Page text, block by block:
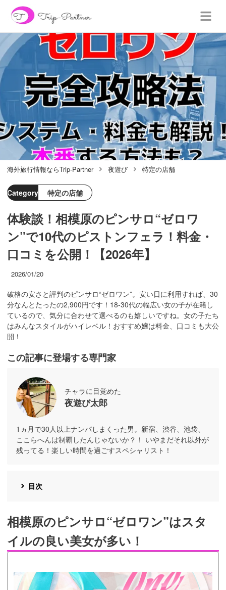
海外旅行情報ならTrip-Partner 夜遊び 特定の店舗
Category 特定の店舗
体験談！相模原のピンサロ“ゼロワ
ン”で10代のピストンフェラ！料金・
口コミを公開！【2026年】
2026/01/20
破格の安さと評判のピンサロ“ゼロワン”。安い日に利用すれば、30
分なんとたったの2,900円です！18-30代の幅広い女の子が在籍し
ているので、気分に合わせて選べるのも嬉しいですね。女の子たち
はみんなスタイルがハイレベル！おすすめ嬢は料金、口コミも大公
開！
この記事に登場する専門家
チャラに目覚めた
夜遊び太郎
1ヵ月で30人以上ナンパしまくった男。新宿、渋谷、池袋、
ここらへんは制覇したんじゃないか？！ いやまだそれ以外が
残ってる！楽しい時間を過ごすスペシャリスト！
目次
相模原のピンサロ“ゼロワン”はスタ
イルの良い美女が多い！